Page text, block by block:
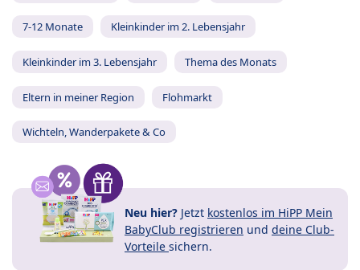
7-12 Monate Kleinkinder im 2. Lebensjahr
Kleinkinder im 3. Lebensjahr Thema des Monats
Eltern in meiner Region Flohmarkt
Wichteln, Wanderpakete & Co
Neu hier? Jetzt kostenlos im HiPP Mein
BabyClub registrieren und deine Club-
Vorteile sichern.